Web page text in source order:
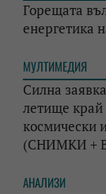
Горещата
енергетика
МУЛТИМЕДИЯ
Силна
летище
космически
(СНИМКИ +
АНАЛИЗИ